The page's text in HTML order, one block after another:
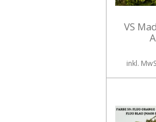
VS
inkl.